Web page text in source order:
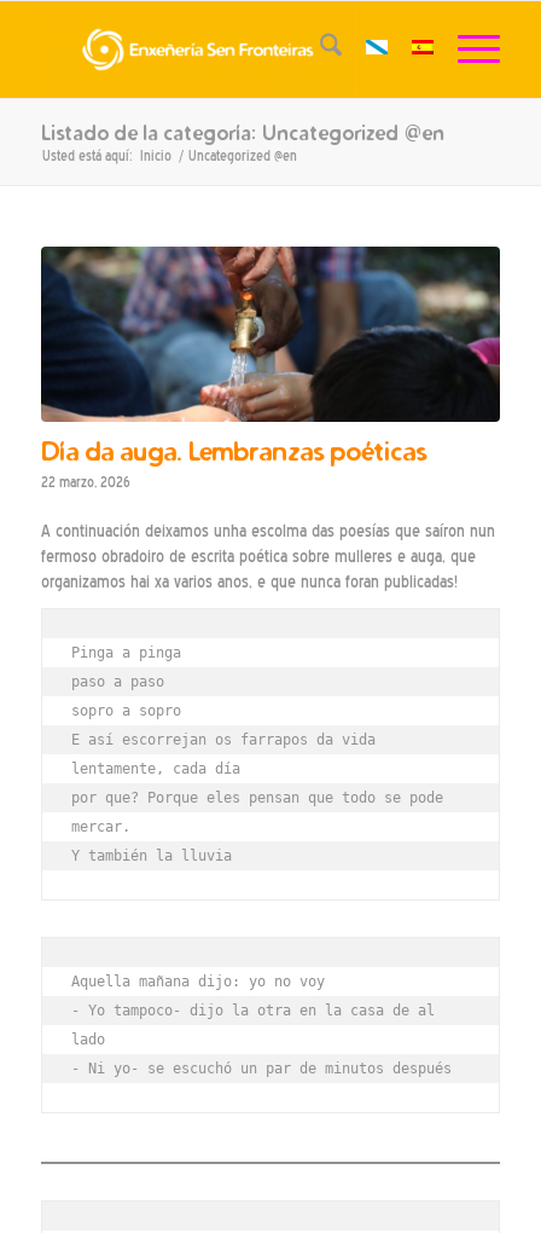
Listado de la categoría: Uncategorized @en
Usted está aquí: Inicio / Uncategorized @en
Día da auga. Lembranzas poéticas
22 marzo, 2026
A continuación deixamos unha escolma das poesías que saíron nun
fermoso obradoiro de escrita poética sobre mulleres e auga, que
organizamos hai xa varios anos, e que nunca foran publicadas!
Pinga a pinga
paso a paso
sopro a sopro
E así escorrejan os farrapos da vida
lentamente, cada día
por que? Porque eles pensan que todo se pode
mercar.
Y también la lluvia
Aquella mañana dijo: yo no voy
- Yo tampoco- dijo la otra en la casa de al
lado
- Ni yo- se escuchó un par de minutos después